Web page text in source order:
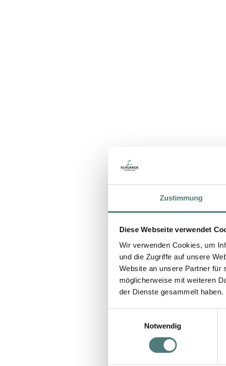
Zustimmung
Diese Webseite verwendet
Wir verwenden Cookies, um
und die Zugriffe auf unsere
Website an unsere Partner für
möglicherweise mit weiteren
der Dienste gesammelt haben.
Notwendig